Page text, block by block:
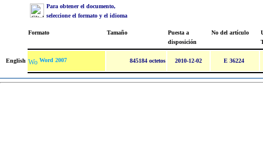
Para obtener el documento,
seleccione el formato y el idioma
Formato Tamaño
Puesta a
disposición
No del artículo
English Word 2007 845184 octetos 2010-12-02 E 36224